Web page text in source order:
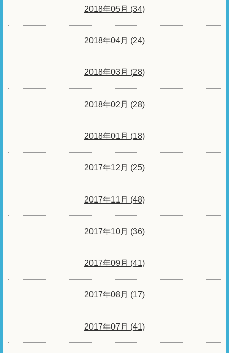
2018年05月 (34)
2018年04月 (24)
2018年03月 (28)
2018年02月 (28)
2018年01月 (18)
2017年12月 (25)
2017年11月 (48)
2017年10月 (36)
2017年09月 (41)
2017年08月 (17)
2017年07月 (41)